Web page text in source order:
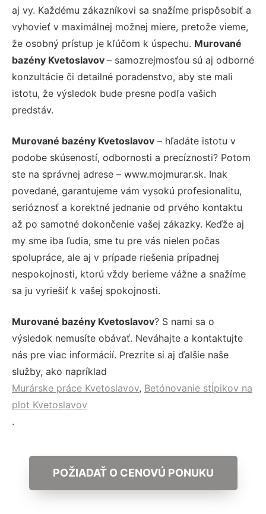
aj vy. Každému zákazníkovi sa snažíme prispôsobiť a
vyhovieť v maximálnej možnej miere, pretože vieme,
že osobný prístup je kľúčom k úspechu. Murované
bazény Kvetoslavov – samozrejmosťou sú aj odborné
konzultácie či detailné poradenstvo, aby ste mali
istotu, že výsledok bude presne podľa vašich
predstáv.
Murované bazény Kvetoslavov – hľadáte istotu v
podobe skúseností, odbornosti a precíznosti? Potom
ste na správnej adrese – www.mojmurar.sk. Inak
povedané, garantujeme vám vysokú profesionalitu,
serióznosť a korektné jednanie od prvého kontaktu
až po samotné dokončenie vašej zákazky. Keďže aj
my sme iba ľudia, sme tu pre vás nielen počas
spolupráce, ale aj v prípade riešenia prípadnej
nespokojnosti, ktorú vždy berieme vážne a snažíme
sa ju vyriešiť k vašej spokojnosti.
Murované bazény Kvetoslavov? S nami sa o
výsledok nemusíte obávať. Neváhajte a kontaktujte
nás pre viac informácií. Prezrite si aj ďalšie naše
služby, ako napríklad
Murárske práce Kvetoslavov, Betónovanie stĺpikov na
plot Kvetoslavov
.
POŽIADAŤ O CENOVÚ PONUKU